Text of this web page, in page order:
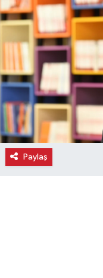
Paylaş
Eleman
Emlak
Gündem
Gurme
Haber
İlçe Haberleri